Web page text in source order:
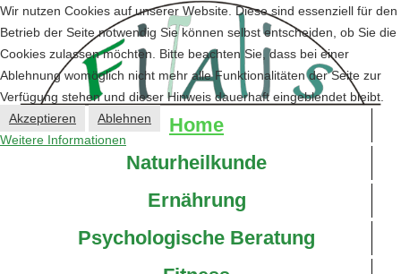
Home
Naturheilkunde
Ernährung
Psychologische Beratung
Wir nutzen Cookies auf unserer Website. Diese sind essenziell für den
Betrieb der Seite notwendig Sie können selbst entscheiden, ob Sie die
Cookies zulassen möchten. Bitte beachten Sie, dass bei einer
Ablehnung womöglich nicht mehr alle Funktionalitäten der Seite zur
Verfügung stehen und dieser Hinweis dauerhaft eingeblendet bleibt.
Akzeptieren
Ablehnen
Weitere Informationen